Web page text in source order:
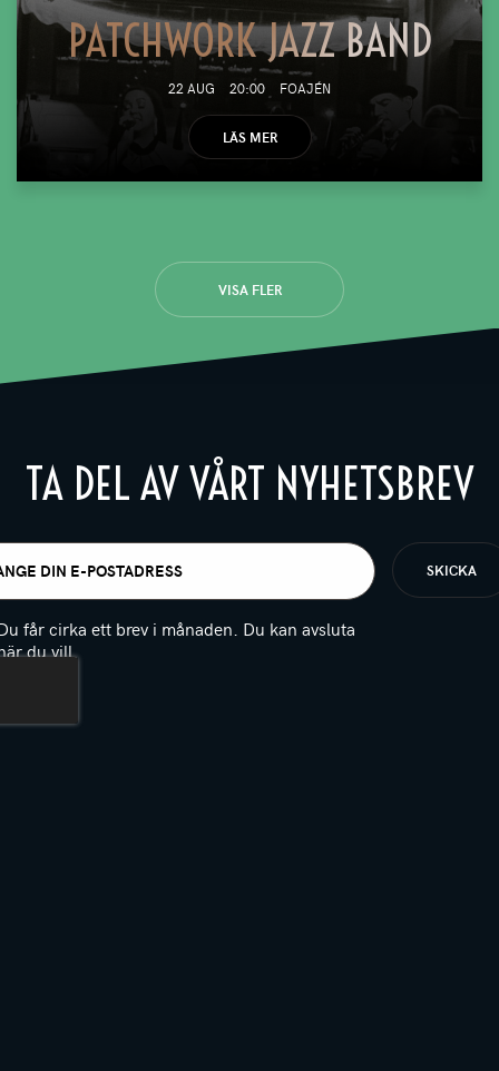
PATCHWORK JAZZ BAND
22 AUG 20:00 FOAJÉN
LÄS MER
VISA FLER
TA DEL AV VÅRT NYHETSBREV
får cirka ett brev i månaden. Du kan avsluta
du vill.